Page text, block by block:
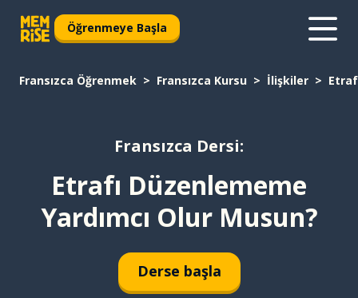
Öğrenmeye Başla
Fransızca Öğrenmek Fransızca Kursu İlişkiler
Fransızca Dersi:
Etrafı Düzenlememe
Yardımcı Olur Musun?
Derse başla